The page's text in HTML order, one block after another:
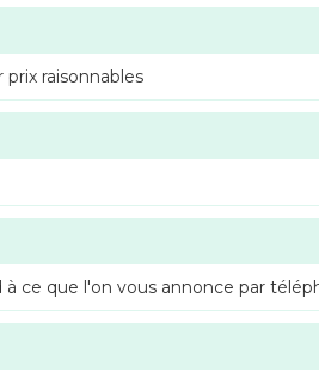
raisonnables
ce que l'on vous annonce par